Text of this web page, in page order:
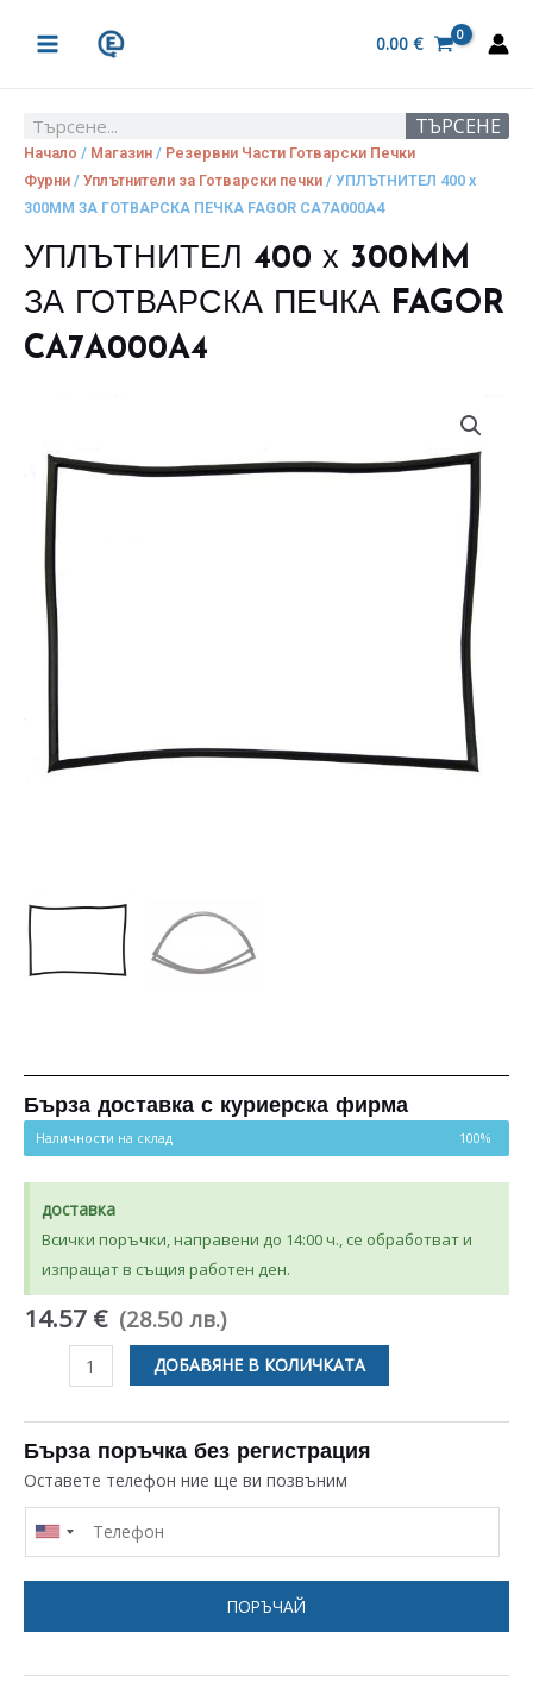
MENU
0.00 €
Search ТЪРСЕНЕ
Начало / Магазин / Резервни Части Готварски Печки
Фурни / Уплътнители за Готварски печки / УПЛЪТНИТЕЛ 400 х
300MM ЗА ГОТВАРСКА ПЕЧКА FAGOR CA7A000A4
УПЛЪТНИТЕЛ 400 х 300MM
ЗА ГОТВАРСКА ПЕЧКА FAGOR
CA7A000A4
Бърза доставка с куриерска фирма
Наличности на склад 100%
доставка
Всички поръчки, направени до 14:00 ч., се обработват и
изпращат в същия работен ден.
14.57 € (28.50 лв.)
количество
УПЛЪТНИТЕЛ
400
х
300MM
ЗА
FAGOR
ДОБАВЯНЕ В КОЛИЧКАТА
Бърза поръчка без регистрация
Оставете телефон ние ще ви позвъним
ПОРЪЧАЙ